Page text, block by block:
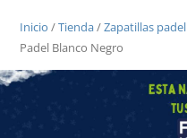
Inicio /Tienda/Zapatillas padel
Padel Blanco Negro